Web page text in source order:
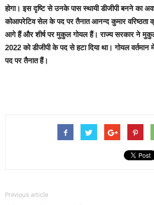
होगा। इस दृष्टि से उनके पास स्थायी डीजीपी बनने का
कोआपरेटिव सेल के पद पर तैनात आनन्द कुमार वरिष्ठता
आगे हैं और शीर्ष पर मुकुल गोयल हैं। राज्य सरकार ने
2022 को डीजीपी के पद से हटा दिया था। गोयल
पद पर तैनात हैं।
Previous article